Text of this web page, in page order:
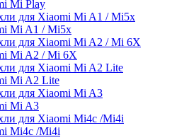
Mi Play
Mi A1 / Mi5x
Mi A2 / Mi 6X
Mi A2 Lite
Mi A3
Mi4c /Mi4i